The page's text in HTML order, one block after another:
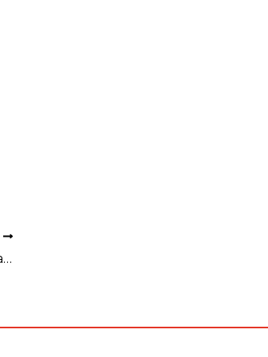
1 bouchon & 16 plumes: nouveau label décerné par la ligue de Bretagne